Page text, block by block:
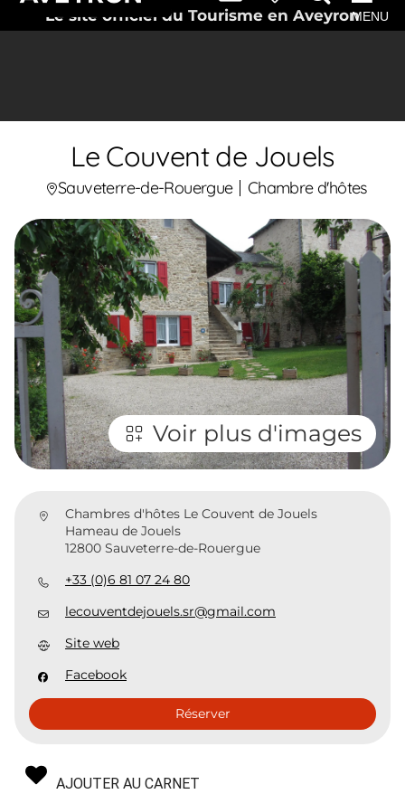
Le site officiel du Tourisme en AveyronMENU
Le Couvent de Jouels
Sauveterre-de-Rouergue Chambre d'hôtes
Voir plus d'images
Chambres d'hôtes Le Couvent de Jouels
Hameau de Jouels
12800 Sauveterre-de-Rouergue
+33 (0)6 81 07 24 80
lecouventdejouels.sr@gmail.com
Site web
Facebook
Réserver
AJOUTER AU CARNET